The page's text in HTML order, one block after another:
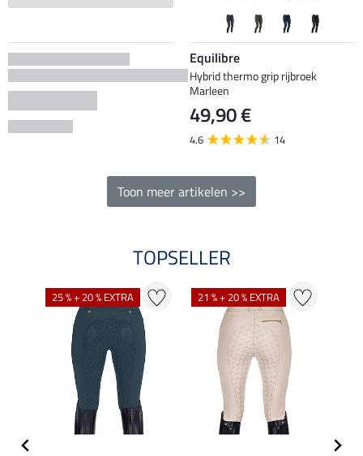
Equilibre
Hybrid thermo grip rijbroek
Marleen
49,90 €
4.6 14
Toon meer artikelen >>
TOPSELLER
25 % + 20 % EXTRA 21 % + 20 % EXTRA